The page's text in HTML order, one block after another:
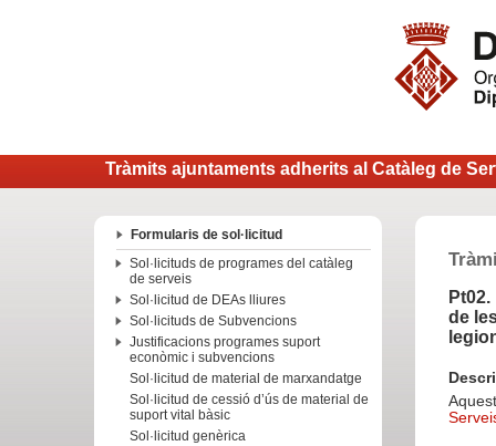
Tràmits ajuntaments adherits al Catàleg de
Formularis de sol·licitud
Sol·licituds de programes del catàleg
de serveis
Sol·licitud de DEAs lliures
Sol·licituds de Subvencions
Justificacions programes suport
econòmic i subvencions
Sol·licitud de material de marxandatge
Sol·licitud de cessió d’ús de material de
suport vital bàsic
Sol·licitud genèrica
de